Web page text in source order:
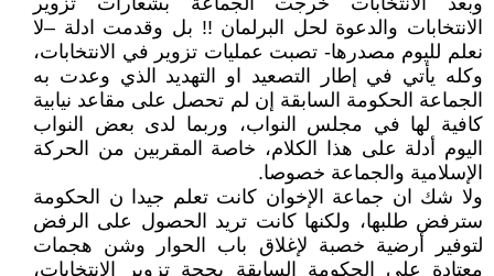
الانتخابات والدعوة لحل البرلمان !! بل وقدمت ادلة –لا
نعلم لليوم مصدرها- تصبت عمليات تزوير في الانتخابات،
وكله يأتي في إطار التصعيد او التهديد الذي وعدت به
الجماعة الحكومة السابقة إن لم تحصل على مقاعد نيابية
كافية لها في مجلس النواب، وربما لدى بعض النواب
اليوم أدلة على هذا الكلام، خاصة المقربين من الحركة
الإسلامية والجماعة خصوصا.
ولا شك ان جماعة الإخوان كانت تعلم جيدا ن الحكومة
سترفض طلبها، ولكنها كانت تريد الحصول على الرفض
لتوفير أرضية خصبة لإغلاق باب الحوار وشن هجمات
معتادة على الحكومة السابقة بحجة تزوير الانتخابات،